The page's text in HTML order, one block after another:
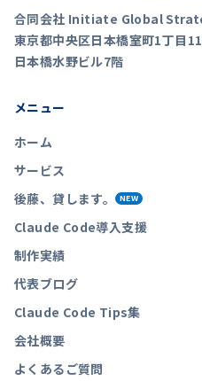
合同会社 Initiate Global
東京都中央区日本橋室町1丁目
日本橋水野ビル7階
メニュー
ホーム
サービス
後藤、貸します。 NEW
Claude Code導入支援
制作実績
代表ブログ
Claude Code Tips集
会社概要
よくあるご質問